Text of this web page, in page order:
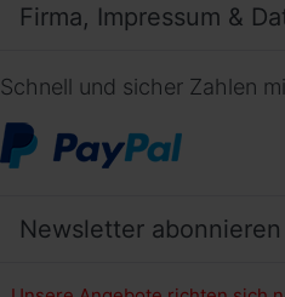
Firma, Impressum &
Schnell und sicher Zahlen
Newsletter abonnieren